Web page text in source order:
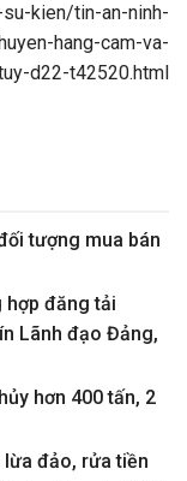
kien/tin-an-ninh-
hang-cam-va-
d22-t42520.html
tượng mua bán
hợp đăng tải
Lãnh đạo Đảng,
hơn 400 tấn, 2
lừa đảo, rửa tiền